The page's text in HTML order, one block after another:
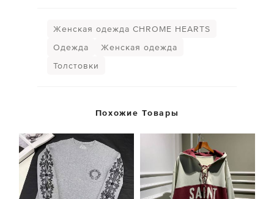
Женская одежда CHROME HEARTS
Одежда
Женская одежда
Толстовки
Похожие Товары